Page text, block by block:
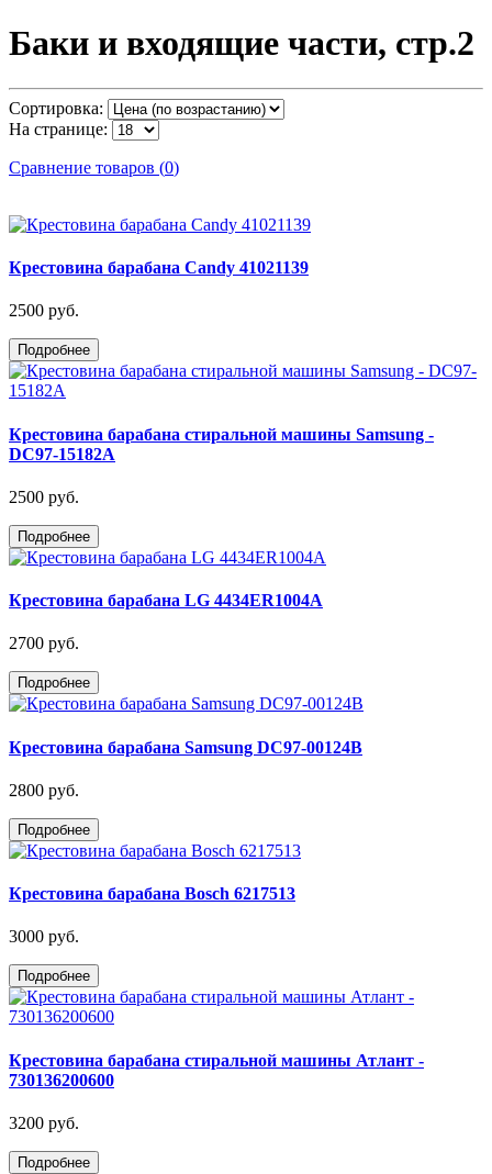
Баки и входящие части, стр.2
Сортировка:
На странице:
Сравнение товаров (0)
Крестовина барабана Candy 41021139
2500 руб.
Подробнее
Крестовина барабана стиральной машины Samsung -
DC97-15182A
2500 руб.
Подробнее
Крестовина барабана LG 4434ER1004A
2700 руб.
Подробнее
Крестовина барабана Samsung DC97-00124B
2800 руб.
Подробнее
Крестовина барабана Bosch 6217513
3000 руб.
Подробнее
Крестовина барабана стиральной машины Атлант -
730136200600
3200 руб.
Подробнее